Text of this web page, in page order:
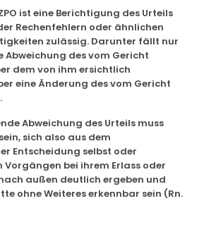
ZPO ist eine Berichtigung des Urteils
Rechenfehlern oder ähnlichen
zulässig. Darunter fällt nur
Abweichung des vom Gericht
dem von ihm ersichtlich
eine Änderung des vom Gericht
Abweichung des Urteils muss
sich also aus dem
Entscheidung selbst oder
Vorgängen bei ihrem Erlass oder
außen deutlich ergeben und
ohne Weiteres erkennbar sein (Rn.